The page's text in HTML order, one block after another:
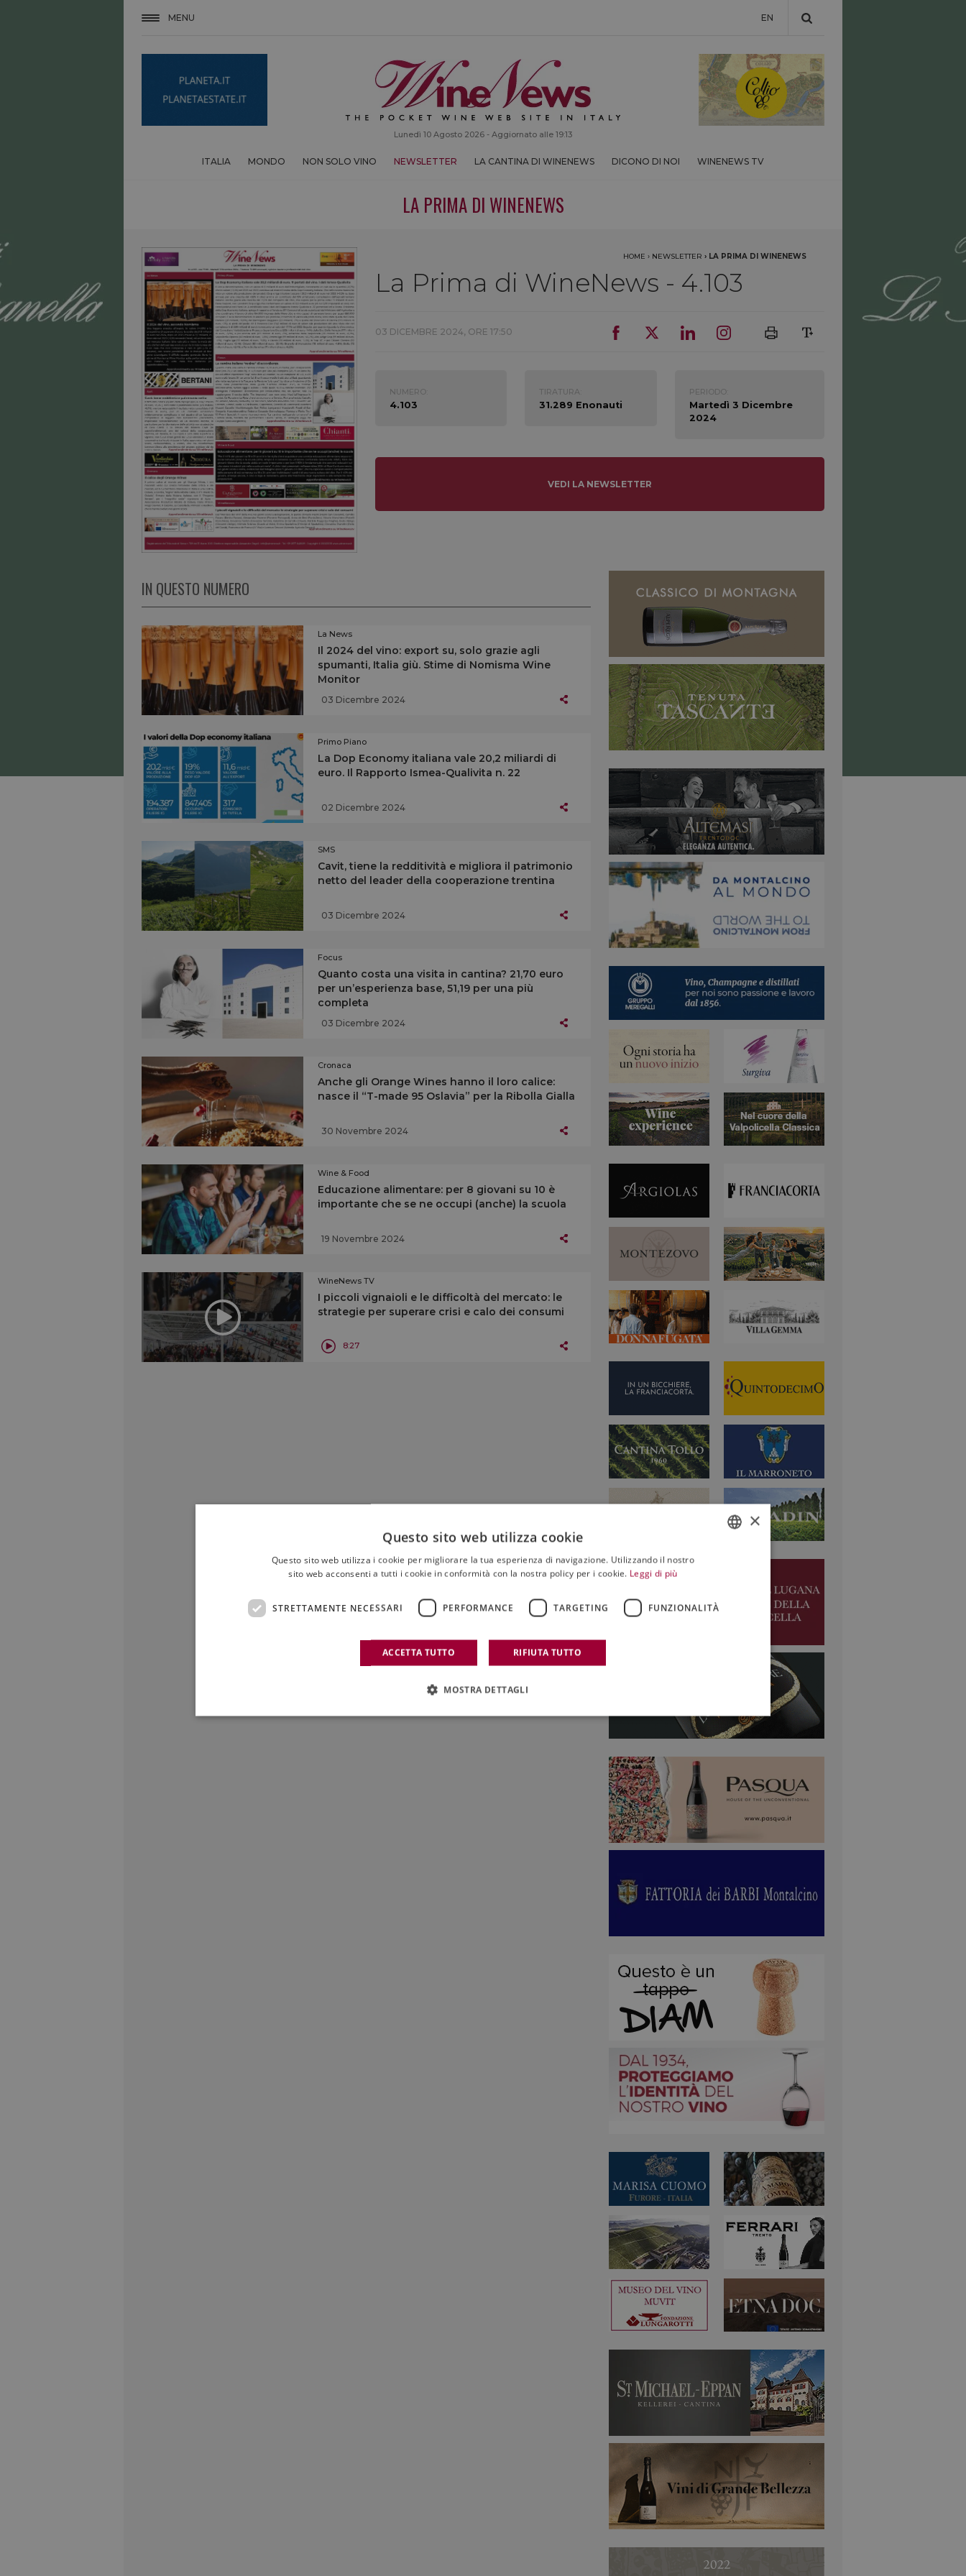
MENU EN
Lunedì 10 Agosto 2026 - Aggiornato alle 19:13
ITALIA MONDO NON SOLO VINO NEWSLETTER LA CANTINA DI WINENEWS DICONO DI NOI WINENEWS TV
LA PRIMA DI WINENEWS
HOME › NEWSLETTER › LA PRIMA DI WINENEWS
La Prima di WineNews - 4.103
03 DICEMBRE 2024, ORE 17:50
NUMERO:
4.103
TIRATURA:
31.289 Enonauti
PERIODO:
Martedì 3 Dicembre
2024
VEDI LA NEWSLETTER
IN QUESTO NUMERO
La News
Il 2024 del vino: export su, solo grazie agli
spumanti, Italia giù. Stime di Nomisma Wine
Monitor
03 Dicembre 2024
Primo Piano
La Dop Economy italiana vale 20,2 miliardi di
euro. Il Rapporto Ismea-Qualivita n. 22
02 Dicembre 2024
SMS
Cavit, tiene la redditività e migliora il patrimonio
netto del leader della cooperazione trentina
03 Dicembre 2024
Focus
Quanto costa una visita in cantina? 21,70 euro
per un’esperienza base, 51,19 per una più
completa
03 Dicembre 2024
Cronaca
Anche gli Orange Wines hanno il loro calice:
nasce il “T-made 95 Oslavia” per la Ribolla Gialla
30 Novembre 2024
Wine & Food
Educazione alimentare: per 8 giovani su 10 è
importante che se ne occupi (anche) la scuola
19 Novembre 2024
WineNews TV
I piccoli vignaioli e le difficoltà del mercato: le
strategie per superare crisi e calo dei consumi
8:27
×
Questo sito web utilizza cookie
Questo sito web utilizza i cookie per migliorare la tua esperienza di navigazione. Utilizzando il nostro
sito web acconsenti a tutti i cookie in conformità con la nostra policy per i cookie. Leggi di più
STRETTAMENTE NECESSARI PERFORMANCE TARGETING FUNZIONALITÀ
ACCETTA TUTTO RIFIUTA TUTTO
MOSTRA DETTAGLI